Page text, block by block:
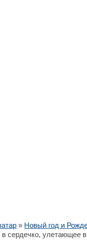
» Новый год и
в сердечко, улетающее